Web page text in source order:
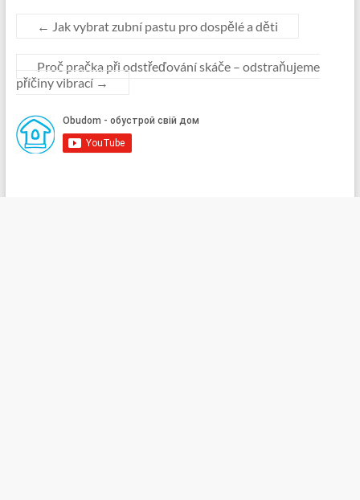
← Jak vybrat zubní pastu pro dospělé a děti
Proč pračka při odstřeďování skáče – odstraňujeme
příčiny vibrací →